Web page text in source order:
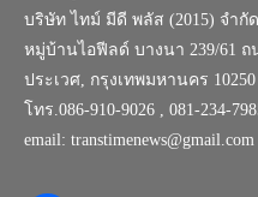
บริษัท ไทม์ มีดี พลัส (2015) จำกัด
หมู่บ้านไอฟีลด์ บางนา 239/61
ประเวศ, กรุงเทพมหานคร 10250
โทร.086-910-9026 , 081-234-
email: transtimenews@gmail.com